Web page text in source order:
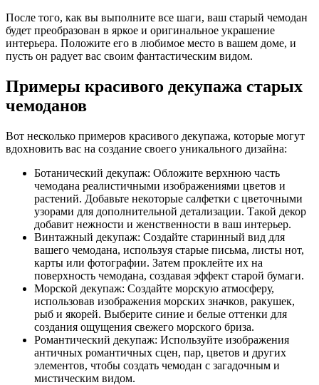
После того, как вы выполните все шаги, ваш старый чемодан
будет преобразован в яркое и оригинальное украшение
интерьера. Положите его в любимое место в вашем доме, и
пусть он радует вас своим фантастическим видом.
Примеры красивого декупажа старых
чемоданов
Вот несколько примеров красивого декупажа, которые могут
вдохновить вас на создание своего уникального дизайна:
Ботанический декупаж: Обложите верхнюю часть
чемодана реалистичными изображениями цветов и
растений. Добавьте некоторые салфетки с цветочными
узорами для дополнительной детализации. Такой декор
добавит нежности и женственности в ваш интерьер.
Винтажный декупаж: Создайте старинный вид для
вашего чемодана, используя старые письма, листы нот,
карты или фотографии. Затем проклейте их на
поверхность чемодана, создавая эффект старой бумаги.
Морской декупаж: Создайте морскую атмосферу,
использовав изображения морских значков, ракушек,
рыб и якорей. Выберите синие и белые оттенки для
создания ощущения свежего морского бриза.
Романтический декупаж: Используйте изображения
античных романтичных сцен, пар, цветов и других
элементов, чтобы создать чемодан с загадочным и
мистическим видом.